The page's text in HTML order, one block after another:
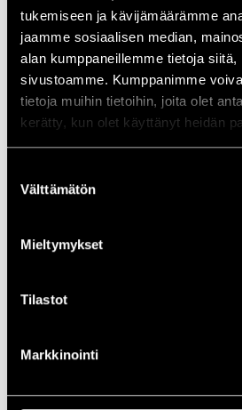
tukemiseen ja kävijämäärämme
jaamme sosiaalisen median,
alan kumppaneillemme tietoja
sivustoamme. Kumppanimme
tietoja muihin tietoihin, joita olet
kerätty, kun olet käyttänyt heidän
valinta
Välttämätön
Mieltymykset
Tilastot
Markkinointi
Kestävä rakenne:Suunniteltu
vaativia olosuhteita.
Käyttökohteet:
Kito LB016 ketjuviputalja soveltuu
rakennusalan, laivanrakennuksen ja
monipuolisuus mahdollistaa käytön
Malli:
Ketjun halkaisija:
Käyttövoima täydellä kuormalla: